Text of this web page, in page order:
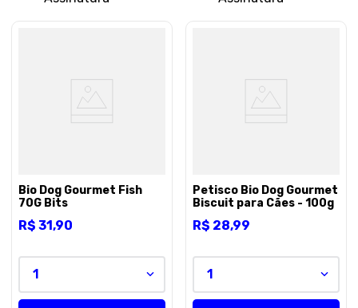
Bio Dog Gourmet Fish
70G Bits
R$ 31,90
1
Petisco Bio Dog Gourmet
Biscuit para Cães - 100g
R$ 28,99
1